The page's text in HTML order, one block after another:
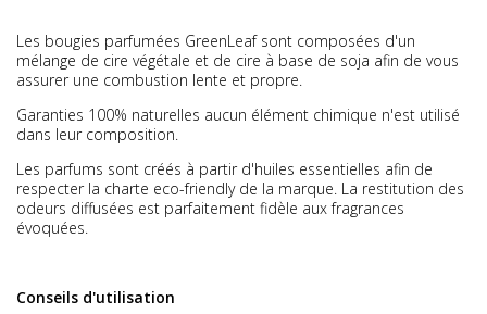
Les bougies parfumées GreenLeaf sont composées d'un
mélange de cire végétale et de cire à base de soja afin de vous
assurer une combustion lente et propre.
Garanties 100% naturelles aucun élément chimique n'est utilisé
dans leur composition.
Les parfums sont créés à partir d'huiles essentielles afin de
respecter la charte eco-friendly de la marque. La restitution des
odeurs diffusées est parfaitement fidèle aux fragrances
évoquées.
Conseils d'utilisation